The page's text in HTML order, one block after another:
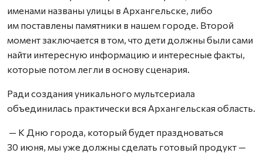
именами названы улицы в Архангельске, либо
им поставлены памятники в нашем городе. Второй
момент заключается в том, что дети должны были сами
найти интересную информацию и интересные факты,
которые потом легли в основу сценария.
Ради создания уникального мультсериала
объединилась практически вся Архангельская область.
— К Дню города, который будет праздноваться
30 июня, мы уже должны сделать готовый продукт —